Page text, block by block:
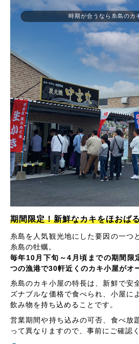
期間限定！新鮮なカキをほおば
糸島を人気観光地にした要因の一つ
糸島の牡蠣。
毎年10月下旬～4月頃までの期間限
つの漁港で30軒近くのカキ小屋がオ
糸島のカキ小屋の特長は、新鮮で安
ズナブルな価格で食べられ、小屋に
飲み物を持ち込めることです。
営業期間や持ち込みの可否、食べ放
って異なりますので、事前にご確認
時期が合うなら糸島のカ